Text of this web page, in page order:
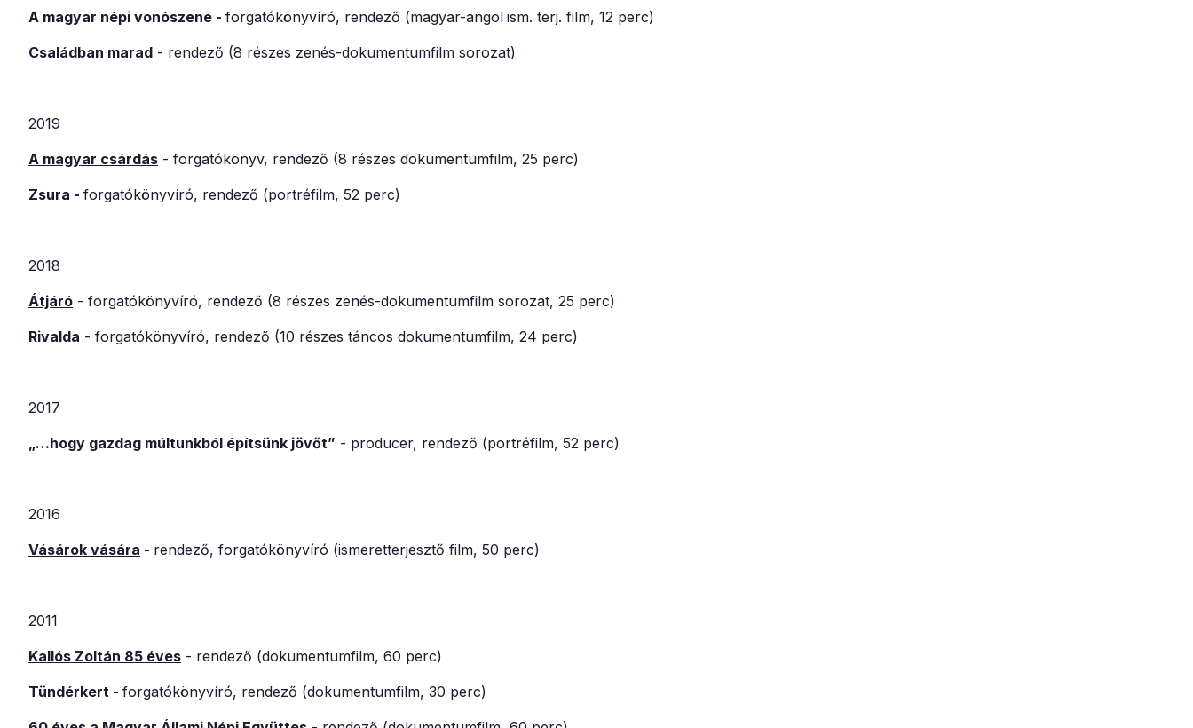
A magyar népi vonószene - forgatókönyvíró, rendező (magyar-angol ism. terj. film, 12 perc)
Családban marad - rendező (8 részes zenés-dokumentumfilm sorozat)
2019
A magyar csárdás - forgatókönyv, rendező (8 részes dokumentumfilm, 25 perc)
Zsura - forgatókönyvíró, rendező (portréfilm, 52 perc)
2018
Átjáró - forgatókönyvíró, rendező (8 részes zenés-dokumentumfilm sorozat, 25 perc)
Rivalda - forgatókönyvíró, rendező (10 részes táncos dokumentumfilm, 24 perc)
2017
„…hogy gazdag múltunkból építsünk jövőt” - producer, rendező (portréfilm, 52 perc)
2016
Vásárok vására - rendező, forgatókönyvíró (ismeretterjesztő film, 50 perc)
2011
Kallós Zoltán 85 éves - rendező (dokumentumfilm, 60 perc)
Tündérkert - forgatókönyvíró, rendező (dokumentumfilm, 30 perc)